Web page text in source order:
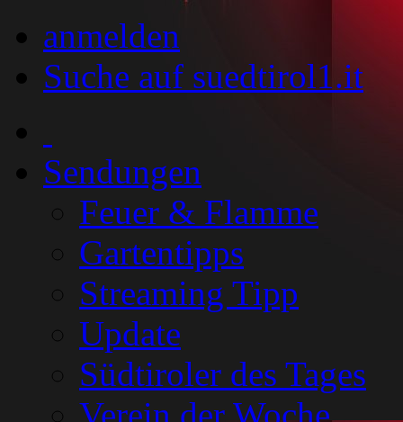
anmelden
Suche auf suedtirol1.it
Sendungen
Feuer & Flamme
Gartentipps
Streaming Tipp
Update
Südtiroler des Tages
Verein der Woche